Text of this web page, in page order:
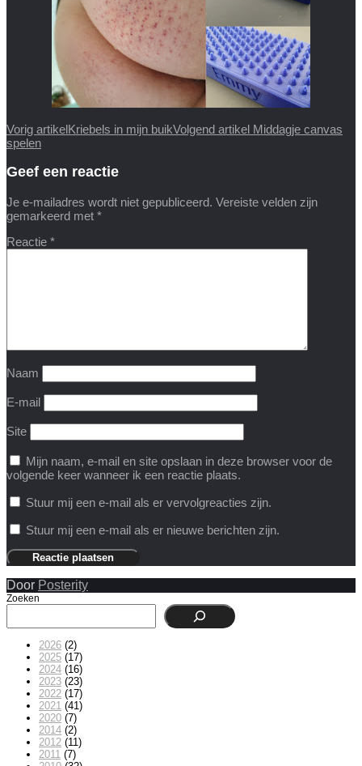
Vorig artikelKriebels in mijn buikVolgend artikel Middagje canvas
spelen
Geef een reactie
Je e-mailadres wordt niet gepubliceerd. Vereiste velden zijn
gemarkeerd met *
Reactie *
Naam
E-mail
Site
Mijn naam, e-mail en site opslaan in deze browser voor de
volgende keer wanneer ik een reactie plaats.
Stuur mij een e-mail als er vervolgreacties zijn.
Stuur mij een e-mail als er nieuwe berichten zijn.
Door Posterity
Zoeken
2026 (2)
2025 (17)
2024 (16)
2023 (23)
2022 (17)
2021 (41)
2020 (7)
2014 (2)
2012 (11)
2011 (7)